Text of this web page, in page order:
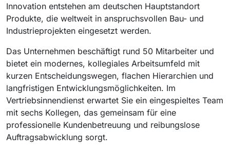
Innovation entstehen am deutschen Hauptstandort
Produkte, die weltweit in anspruchsvollen Bau- und
Industrieprojekten eingesetzt werden.
Das Unternehmen beschäftigt rund 50 Mitarbeiter und
bietet ein modernes, kollegiales Arbeitsumfeld mit
kurzen Entscheidungswegen, flachen Hierarchien und
langfristigen Entwicklungsmöglichkeiten. Im
Vertriebsinnendienst erwartet Sie ein eingespieltes Team
mit sechs Kollegen, das gemeinsam für eine
professionelle Kundenbetreuung und reibungslose
Auftragsabwicklung sorgt.